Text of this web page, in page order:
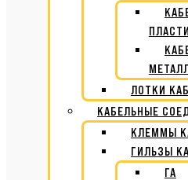
ЛОТКИ
КАБЕЛЬНЫЕ
КЛЕММЫ
ГИЛЬЗЫ
ГА